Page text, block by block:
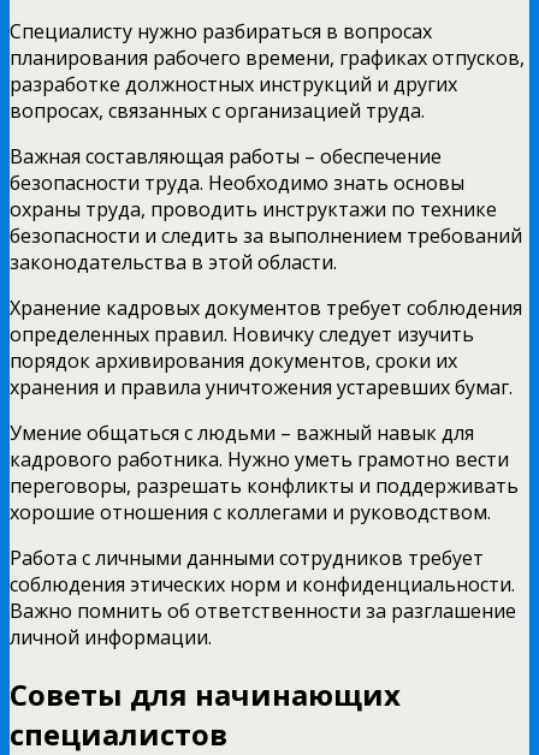
Специалисту нужно разбираться в вопросах
планирования рабочего времени, графиках отпусков,
разработке должностных инструкций и других
вопросах, связанных с организацией труда.
Важная составляющая работы – обеспечение
безопасности труда. Необходимо знать основы
охраны труда, проводить инструктажи по технике
безопасности и следить за выполнением требований
законодательства в этой области.
Хранение кадровых документов требует соблюдения
определенных правил. Новичку следует изучить
порядок архивирования документов, сроки их
хранения и правила уничтожения устаревших бумаг.
Умение общаться с людьми – важный навык для
кадрового работника. Нужно уметь грамотно вести
переговоры, разрешать конфликты и поддерживать
хорошие отношения с коллегами и руководством.
Работа с личными данными сотрудников требует
соблюдения этических норм и конфиденциальности.
Важно помнить об ответственности за разглашение
личной информации.
Советы для начинающих
специалистов